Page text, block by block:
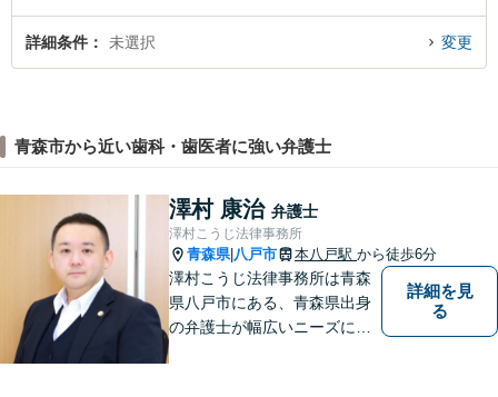
詳細条件 未選択 変更
青森市から近い歯科・歯医者に強い弁護士
澤村 康治 弁護士
澤村こうじ法律事務所
青森県| 八戸市 本八戸駅 から徒歩6分
澤村こうじ法律事務所は青森
県八戸市にある、青森県出身
の弁護士が幅広いニーズにお
詳細を見
る